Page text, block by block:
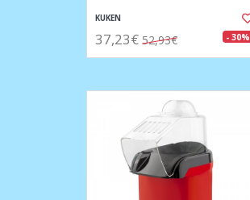
KUKEN
37,23€ 52,93€ - 30%